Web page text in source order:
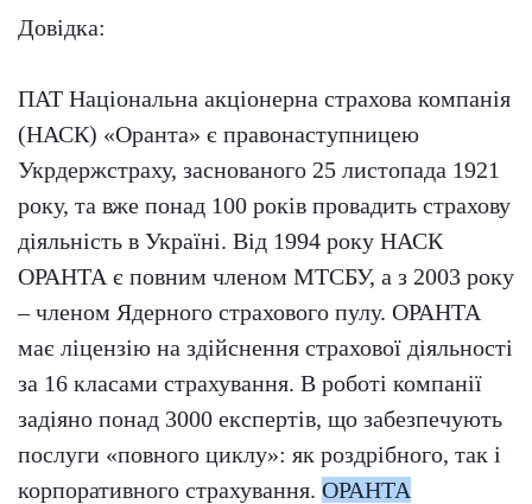
Довідка:
ПАТ Національна акціонерна страхова компанія
(НАСК) «Оранта» є правонаступницею
Укрдержстраху, заснованого 25 листопада 1921
року, та вже понад 100 років провадить страхову
діяльність в Україні. Від 1994 року НАСК
ОРАНТА є повним членом МТСБУ, а з 2003 року
– членом Ядерного страхового пулу. ОРАНТА
має ліцензію на здійснення страхової діяльності
за 16 класами страхування. В роботі компанії
задіяно понад 3000 експертів, що забезпечують
послуги «повного циклу»: як роздрібного, так і
корпоративного страхування. ОРАНТА